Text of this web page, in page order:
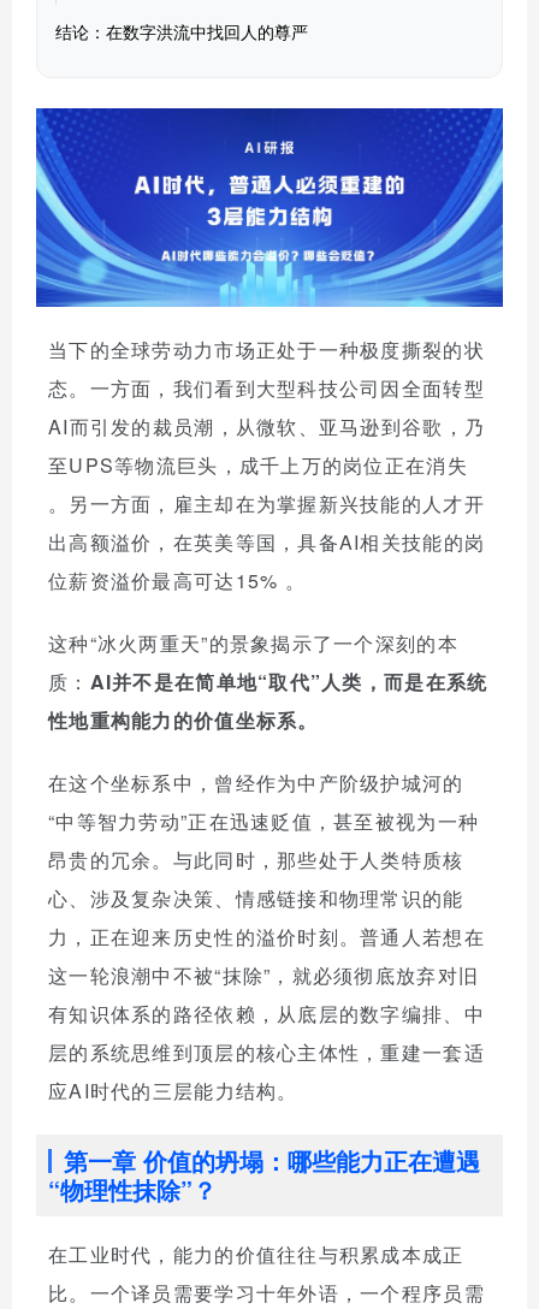
结论：在数字洪流中找回人的尊严
当下的全球劳动力市场正处于一种极度撕裂的状
态。一方面，我们看到大型科技公司因全面转型
AI而引发的裁员潮，从微软、亚马逊到谷歌，乃
至UPS等物流巨头，成千上万的岗位正在消失
。另一方面，雇主却在为掌握新兴技能的人才开
出高额溢价，在英美等国，具备AI相关技能的岗
位薪资溢价最高可达15% 。
这种“冰火两重天”的景象揭示了一个深刻的本
质： AI并不是在简单地“取代”人类，而是在系统
性地重构能力的价值坐标系。
在这个坐标系中，曾经作为中产阶级护城河的
“中等智力劳动”正在迅速贬值，甚至被视为一种
昂贵的冗余。与此同时，那些处于人类特质核
心、涉及复杂决策、情感链接和物理常识的能
力，正在迎来历史性的溢价时刻。普通人若想在
这一轮浪潮中不被“抹除”，就必须彻底放弃对旧
有知识体系的路径依赖，从底层的数字编排、中
层的系统思维到顶层的核心主体性，重建一套适
应AI时代的三层能力结构。
第一章 价值的坍塌：哪些能力正在遭遇
“物理性抹除”？
在工业时代，能力的价值往往与积累成本成正
比。一个译员需要学习十年外语，一个程序员需